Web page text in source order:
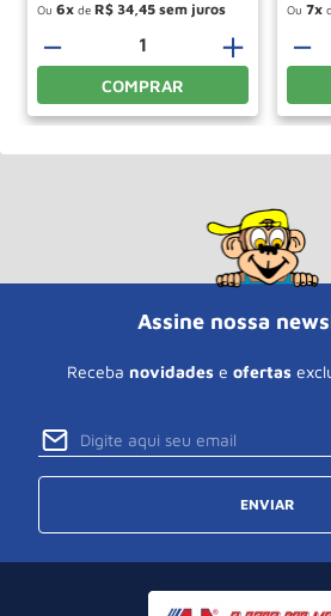
Ou 6 de R$ 34 45
＋
－
COMPRAR
Ou 7
－
Assine nossa
Receba novidades e ofertas
ENVIAR